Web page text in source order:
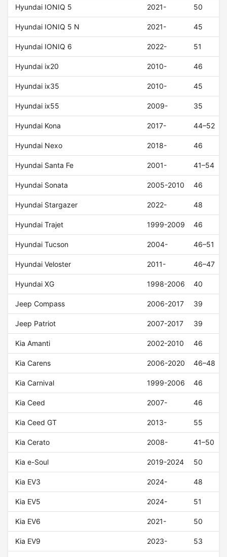
Hyundai IONIQ 5 2021- 50
Hyundai IONIQ 5 N 2021- 45
Hyundai IONIQ 6 2022- 51
Hyundai ix20 2010- 46
Hyundai ix35 2010- 45
Hyundai ix55 2009- 35
Hyundai Kona 2017- 44–52
Hyundai Nexo 2018- 46
Hyundai Santa Fe 2001- 41–54
Hyundai Sonata 2005-2010 46
Hyundai Stargazer 2022- 48
Hyundai Trajet 1999-2009 46
Hyundai Tucson 2004- 46–51
Hyundai Veloster 2011- 46–47
Hyundai XG 1998-2006 40
Jeep Compass 2006-2017 39
Jeep Patriot 2007-2017 39
Kia Amanti 2002-2010 46
Kia Carens 2006-2020 46–48
Kia Carnival 1999-2006 46
Kia Ceed 2007- 46
Kia Ceed GT 2013- 55
Kia Cerato 2008- 41–50
Kia e-Soul 2019-2024 50
Kia EV3 2024- 48
Kia EV5 2024- 51
Kia EV6 2021- 50
Kia EV9 2023- 53